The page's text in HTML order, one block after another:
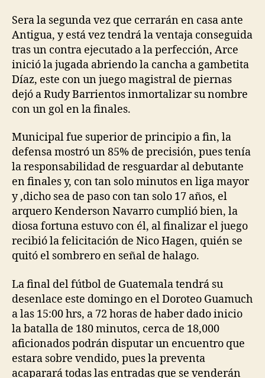
Sera la segunda vez que cerrarán en casa ante
Antigua, y está vez tendrá la ventaja conseguida
tras un contra ejecutado a la perfección, Arce
inició la jugada abriendo la cancha a gambetita
Díaz, este con un juego magistral de piernas
dejó a Rudy Barrientos inmortalizar su nombre
con un gol en la finales.
Municipal fue superior de principio a fin, la
defensa mostró un 85% de precisión, pues tenía
la responsabilidad de resguardar al debutante
en finales y, con tan solo minutos en liga mayor
y ,dicho sea de paso con tan solo 17 años, el
arquero Kenderson Navarro cumplió bien, la
diosa fortuna estuvo con él, al finalizar el juego
recibió la felicitación de Nico Hagen, quién se
quitó el sombrero en señal de halago.
La final del fútbol de Guatemala tendrá su
desenlace este domingo en el Doroteo Guamuch
a las 15:00 hrs, a 72 horas de haber dado inicio
la batalla de 180 minutos, cerca de 18,000
aficionados podrán disputar un encuentro que
estara sobre vendido, pues la preventa
acaparará todas las entradas que se venderán